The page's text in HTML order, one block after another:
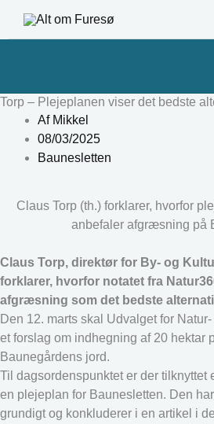
Torp – Plejeplanen viser det bedste
AfMikkel
08/03/2025
Baunesletten
Claus Torp (th.) forklarer, hvorfor
anbefaler afgræsning på
Claus Torp, direktør for By- og
forklarer, hvorfor notatet fra
afgræsning som det bedste
Den 12. marts skal Udvalget for
et forslag om indhegning af 20 hektar
Baunegårdens jord.
Til dagsordenspunktet er der tilknyttet
en plejeplan for Baunesletten. Den
grundigt og konkluderer i en artikel i